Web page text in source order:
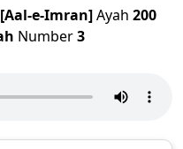
e-Imran]Ayah 200
Number3